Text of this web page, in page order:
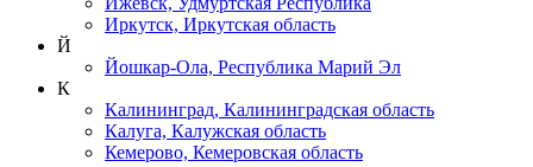
Иркутск, Иркутская область
Й
Йошкар-Ола, Республика Марий Эл
К
Калининград, Калининградская область
Калуга, Калужская область
Кемерово, Кемеровская область